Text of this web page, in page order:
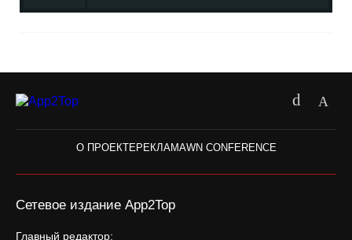
О ПРОЕКТЕ РЕКЛАМАWN CONFERENCE
Сетевое издание App2Top
Главный редактор: